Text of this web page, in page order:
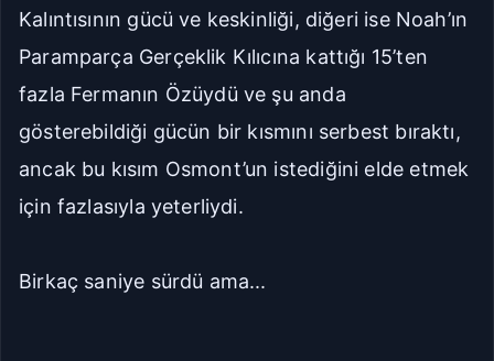
Kalıntısının gücü ve keskinliği, diğeri ise Noah’ın
Paramparça Gerçeklik Kılıcına kattığı 15’ten
fazla Fermanın Özüydü ve şu anda
gösterebildiği gücün bir kısmını serbest bıraktı,
ancak bu kısım Osmont’un istediğini elde etmek
için fazlasıyla yeterliydi.
Birkaç saniye sürdü ama...